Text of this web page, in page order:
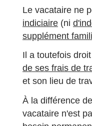
Le vacataire ne
indiciaire (ni
supplément
Il a toutefois
de ses frais de
et son lieu de
À la différence
vacataire n'est